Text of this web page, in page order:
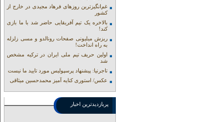
غم‌انگیزترین روزهای فرهاد مجیدی در خارج از
کشور
بالاخره یک تیم آفریقایی حاضر شد با ما بازی
کند!
ریزش میلیونی صفحات رونالدو و مسی زلزله
به راه انداخت!
اولین حریف تیم ملی ایران در ترکیه مشخص
شد
تاجرنیا: پیشنهاد پرسپولیس مورد تایید ما نیست
عکس/ استوری کنایه آمیز محمدحسین میثاقی
پربازدیدترین اخبار